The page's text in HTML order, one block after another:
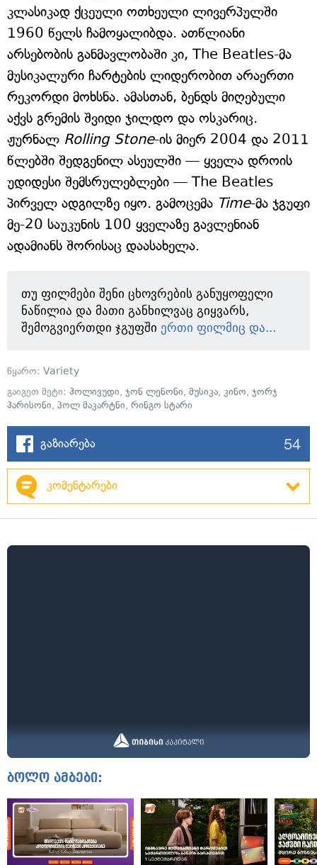
კლასიკად ქცეული ოთხეული ლივერპულში
1960 წელს ჩამოყალიბდა. ათწლიანი
არსებობის განმავლობაში კი, The Beatles-მა
მუსიკალური ჩარტების ლიდერობით არაერთი
რეკორდი მოხსნა. ამასთან, ბენდს მიღებული
აქვს გრემის შვიდი ჯილდო და ოსკარიც.
ჟურნალ Rolling Stone-ის მიერ 2004 და 2011
წლებში შედგენილ ასეულში — ყველა დროის
უდიდესი შემსრულებლები — The Beatles
პირველ ადგილზე იყო. გამოცემა Time-მა ჯგუფი
მე-20 საუკუნის 100 ყველაზე გავლენიან
ადამიანს შორისაც დაასახელა.
თუ ფილმები შენი ცხოვრების განუყოფელი
ნაწილია და მათი განხილვაც გიყვარს,
შემოგვიერთდი ჯგუფში ერთი ფილმიც და...
წყარო: Variety
გაიგეთ მეტი: ჰოლივუდი, ჯონ ლენონი, მუსიკა, კინო, ჯორჯ
ჰარისონი, პოლ მაკარტნი, რინგო სტარი
გაზიარება 54
კომენტარები
ბოლო ამბები: